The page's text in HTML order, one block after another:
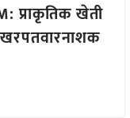
प्राकृतिक खेती